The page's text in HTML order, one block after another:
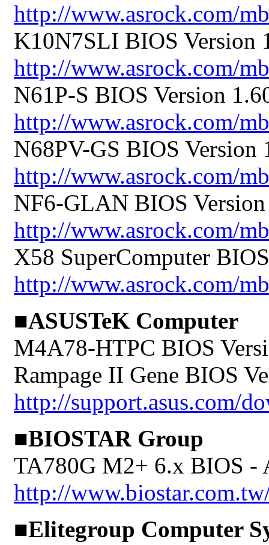
http://www.asrock.com/
K10N7SLI BIOS Version
http://www.asrock.com/
N61P-S BIOS Version
http://www.asrock.com/
N68PV-GS BIOS
http://www.asrock.com/
NF6-GLAN BIOS
http://www.asrock.com/
X58 SuperComputer
http://www.asrock.com/
■ASUSTeK Computer
M4A78-HTPC BIOS
Rampage II Gene BIOS
http://support.asus.com/
■BIOSTAR Group
TA780G M2+ 6.x BIOS -
http://
■Elitegroup Computer